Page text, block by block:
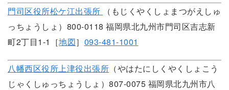
門司区役所松ケ江出張所
（もじくやくしょまつがえしゅ
っちょうしょ）800-0118 福岡県北九州市門司区吉志新
町2丁目1-1［地図］ 093-481-1001
八幡西区役所上津役出張所 （やはたにしくやくしょこう
じゃくしゅっちょうしょ）807-0075 福岡県北九州市八